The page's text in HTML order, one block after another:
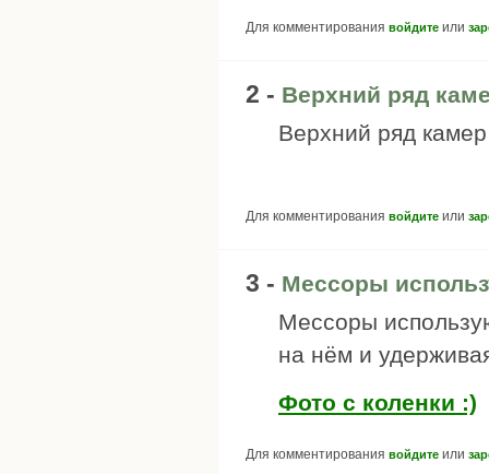
Для комментирования войдите или
2 - Верхний ряд
Верхний ряд
Для комментирования войдите или
3 - Мессоры
Мессоры
на нём и
Фото с коленки :)
Для комментирования войдите или